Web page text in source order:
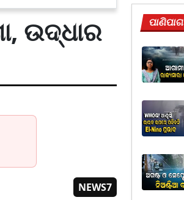
ଉଦ୍ଧାର
NEWS7
ପାଣିପାଗ